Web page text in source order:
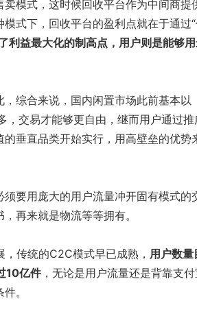
模式，这时候回收平台作为中间商提
式下，回收平台的盈利点就在于通过
利益最大化的制高点，用户则是能够
综合来说，国内闲置市场此前基本以
交易才能够更自由，继而用户通过推
垂直品类开始实行，用高壁垒的优势
要用庞大的用户流量冲开固有模式的
再来就是物流等等拥有。
传统的C2C模式早已成熟， 用户数量
10亿件，无论是用户流量还是背靠支付
。